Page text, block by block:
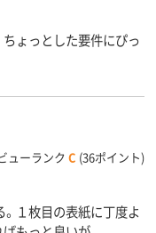
ょっとした要件にぴっ
ューランク C (36ポイント)
１枚目の表紙に丁度よ